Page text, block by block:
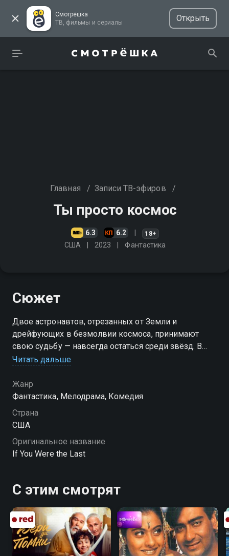
Смотрёшка
ТВ, фильмы и сериалы
Открыть
Главная / Записи ТВ-эфиров /
Ты просто космос
6.3 6.2 18+
США 2023 Фантастика
Сюжет
Двое астронавтов, отрезанных от Земли и
дрейфующих в безмолвии космоса, принимают
свою судьбу — навсегда остаться среди звёзд. В
этой тишине, где время теряет счёт, между ними
возможное. Они строят свой маленький мир вдали
от всего, что знали. Но однажды сигнал меняет всё
— их вызывают обратно. Возвращение на Землю, о
котором раньше можно было только мечтать,
иначе. А здесь, среди звёзд, они впервые были по-
настоящему вместе. «Ты просто космос» — смотрите
Читать дальше
Жанр
Фантастика, Мелодрама, Комедия
Страна
США
Оригинальное название
If You Were the Last
С этим смотрят